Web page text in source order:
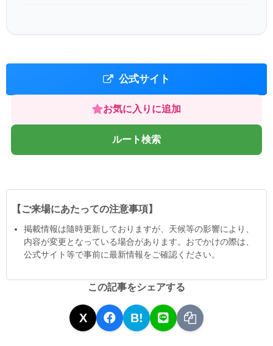
公式サイト
お気に入りに追加
ルート検索
【ご来場にあたっての注意事項】
掲載情報は隨時更新しておりますが、天候等の影響により、
内容が変更となっている場合があります。おでかけの際は、
公式サイト等で事前に最新情報をご確認ください。
この記事をシェアする
X B!